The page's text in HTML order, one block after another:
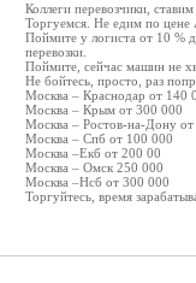
Коллеги перевозчики,
Торгуемся. Не едим по цене
Поймите у логиста от 10 %
перевозки.
Поймите, сейчас машин не
Не бойтесь, просто, раз
Москва – Краснодар от 140
Москва – Крым от 300 000
Москва – Ростов-на-Дону
Москва – Спб от 100 000
Москва –Екб от 200 00
Москва – Омск 250 000
Москва –Нсб от 300 000
Торгуйтесь, время